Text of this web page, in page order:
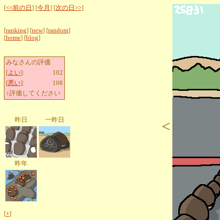
[<<前の日 ] [今月 ] [次の日>>]
[ranking] [new] [random]
[home] [blog]
みなさんの評価
[よい]:
102
[悪い]:
108
↑評価してください
昨日 一昨日
昨年
[+]
<